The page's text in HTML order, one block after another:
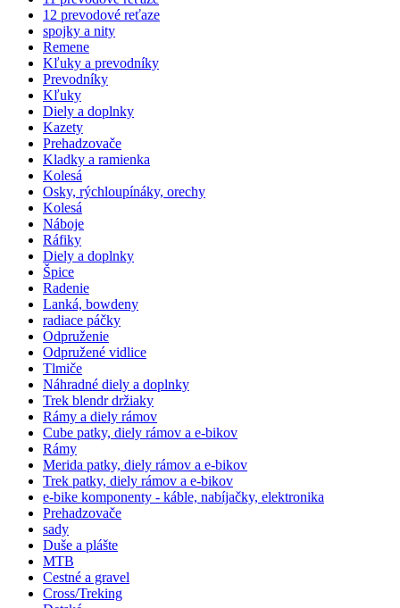
12 prevodové reťaze
spojky a nity
Remene
Kľuky a prevodníky
Prevodníky
Kľuky
Diely a doplnky
Kazety
Prehadzovače
Kladky a ramienka
Kolesá
Osky, rýchloupínáky, orechy
Kolesá
Náboje
Ráfiky
Diely a doplnky
Špice
Radenie
Lanká, bowdeny
radiace páčky
Odpruženie
Odpružené vidlice
Tlmiče
Náhradné diely a doplnky
Trek blendr držiaky
Rámy a diely rámov
Cube patky, diely rámov a e-bikov
Rámy
Merida patky, diely rámov a e-bikov
Trek patky, diely rámov a e-bikov
e-bike komponenty - káble, nabíjačky, elektronika
Prehadzovače
sady
Duše a plášte
MTB
Cestné a gravel
Cross/Treking